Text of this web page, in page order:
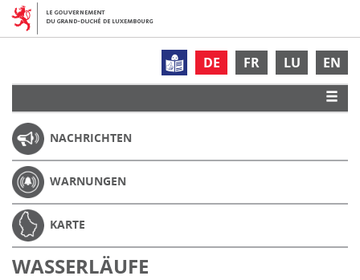
DE FR LU EN
NACHRICHTEN
WARNUNGEN
KARTE
WASSERLÄUFE